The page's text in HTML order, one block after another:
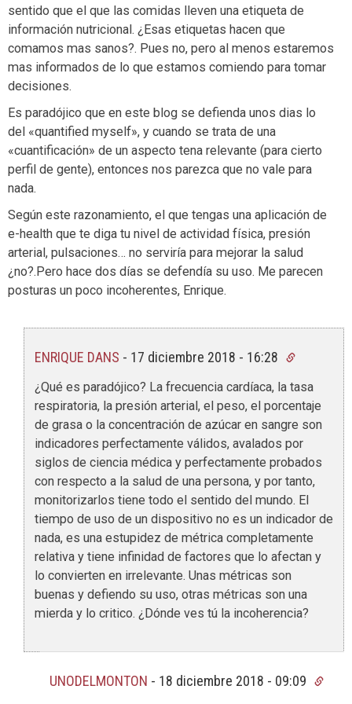
sentido que el que las comidas lleven una etiqueta de
información nutricional. ¿Esas etiquetas hacen que
comamos mas sanos?. Pues no, pero al menos estaremos
mas informados de lo que estamos comiendo para tomar
decisiones.
Es paradójico que en este blog se defienda unos dias lo
del «quantified myself», y cuando se trata de una
«cuantificación» de un aspecto tena relevante (para cierto
perfil de gente), entonces nos parezca que no vale para
nada.
Según este razonamiento, el que tengas una aplicación de
e-health que te diga tu nivel de actividad física, presión
arterial, pulsaciones… no serviría para mejorar la salud
¿no?.Pero hace dos días se defendía su uso. Me parecen
posturas un poco incoherentes, Enrique.
ENRIQUE DANS - 17 diciembre 2018 - 16:28
¿Qué es paradójico? La frecuencia cardíaca, la tasa
respiratoria, la presión arterial, el peso, el porcentaje
de grasa o la concentración de azúcar en sangre son
indicadores perfectamente válidos, avalados por
siglos de ciencia médica y perfectamente probados
con respecto a la salud de una persona, y por tanto,
monitorizarlos tiene todo el sentido del mundo. El
tiempo de uso de un dispositivo no es un indicador de
nada, es una estupidez de métrica completamente
relativa y tiene infinidad de factores que lo afectan y
lo convierten en irrelevante. Unas métricas son
buenas y defiendo su uso, otras métricas son una
mierda y lo critico. ¿Dónde ves tú la incoherencia?
UNODELMONTON - 18 diciembre 2018 - 09:09